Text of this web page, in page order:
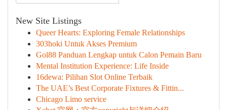
New Site Listings
Queer Hearts: Exploring Female Relationships
303hoki Untuk Akses Premium
Gol88 Panduan Lengkap untuk Calon Pemain Baru
Mental Institution Experience: Life Inside
16dewa: Pilihan Slot Online Terbaik
The UAE’s Best Corporate Fixtures & Fittin...
Chicago Limo service